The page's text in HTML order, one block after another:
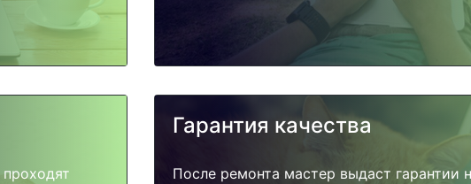
Гарантия качества
После ремонта мастер выдаст гарантии